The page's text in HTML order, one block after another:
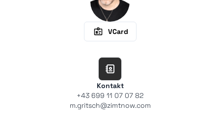
VCard
Kontakt
+43 699 11 07 07 82
m.gritsch@zimtnow.com